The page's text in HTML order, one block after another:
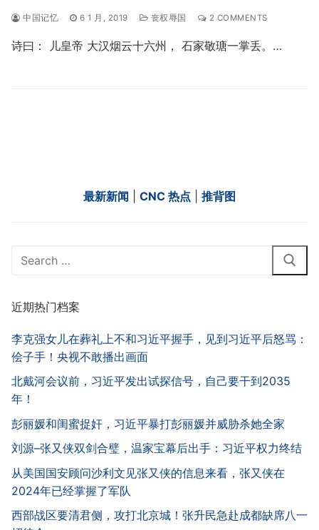
中国记忆 6 1 月, 2019 丧权辱国 2 COMMENTS
诗曰： 儿皇帝 大汉烟云十六州， 石家敬瑭一掌丢。…
最新新闻 CNC 热点 推背图
Search
近期热门档案
李克强女儿在葬礼上不和习近平握手，见到习近平后怒骂：
侩子手！央视不敢播出画面
北戴河会议前，习近平发出试探信号，自己要干到2035
年！
彭丽媛和闺蜜捉奸，习近平暴打彭丽媛并威胁杀她全家
刘源–张又侠双剑合璧，温家宝幕后出手：习近平权力终结
从美国国安顾问沙利文见张又侠的信息来看，张又侠在
2024年已经掌握了军队
西部战区要清君侧，攻打北京城！张升民急赴成都缺席八一